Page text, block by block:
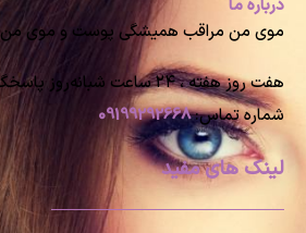
درباره ما
موی من مراقب همیشگی پوست و موی من
هفت روز هفته ، ۲۴ ساعت شبانه‌روز پاسخگوی شما هستیم
شماره تماس:09199292668
لینک های مفید